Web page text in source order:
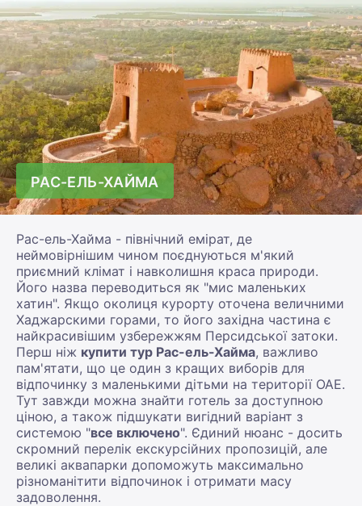
РАС-ЕЛЬ-ХАЙМА
Рас-ель-Хайма - північний емірат, де
неймовірнішим чином поєднуються м'який
приємний клімат і навколишня краса природи.
Його назва переводиться як "мис маленьких
хатин". Якщо околиця курорту оточена величними
Хаджарскими горами, то його західна частина є
найкрасивішим узбережжям Персидської затоки.
Перш ніж купити тур Рас-ель-Хайма, важливо
пам'ятати, що це один з кращих виборів для
відпочинку з маленькими дітьми на території ОАЕ.
Тут завжди можна знайти готель за доступною
ціною, а також підшукати вигідний варіант з
системою "все включено". Єдиний нюанс - досить
скромний перелік екскурсійних пропозицій, але
великі аквапарки допоможуть максимально
різноманітити відпочинок і отримати масу
задоволення.